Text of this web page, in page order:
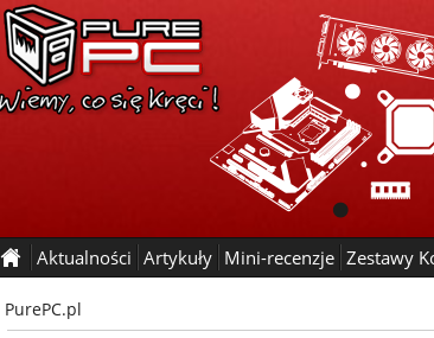
Aktualności Artykuły Mini-recenzje Zestawy
PurePC.pl